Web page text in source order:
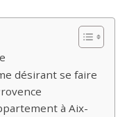
désirant se faire
à Aix-